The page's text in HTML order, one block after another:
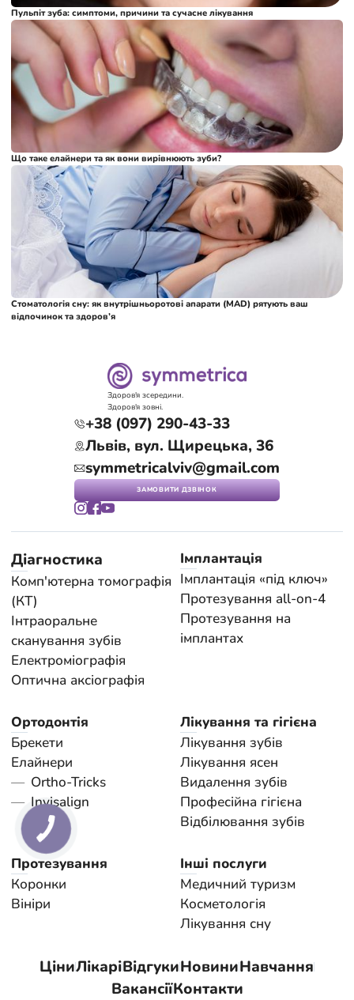
Пульпіт зуба: симптоми, причини та сучасне лікування
Що таке елайнери та як вони вирівнюють зуби?
Стоматологія сну: як внутрішньоротові апарати (MAD) рятують ваш
відпочинок та здоров’я
Здоров'я зсередини.
Здоров'я зовні.
+38 (097) 290-43-33
Львів, вул. Щирецька, 36
symmetricalviv@gmail.com
ЗАМОВИТИ ДЗВІНОК
Діагностика
Комп'ютерна томографія
(КТ)
Інтраоральне
сканування зубів
Електроміографія
Оптична аксіографія
Імплантація
Імплантація «під ключ»
Протезування all-on-4
Протезування на
імплантах
Ортодонтія
Брекети
Елайнери
Ortho-Tricks
Invisalign
Лікування та гігієна
Лікування зубів
Лікування ясен
Видалення зубів
Професійна гігієна
Відбілювання зубів
Протезування
Коронки
Вініри
Інші послуги
Медичний туризм
Косметологія
Лікування сну
ЦіниЛікаріВідгукиНовиниНавчання
ВакансіїКонтакти